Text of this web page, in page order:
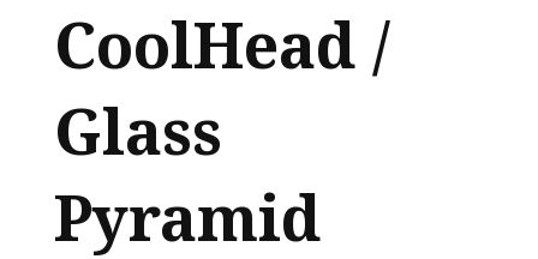
CoolHead /
Glass
Pyramid